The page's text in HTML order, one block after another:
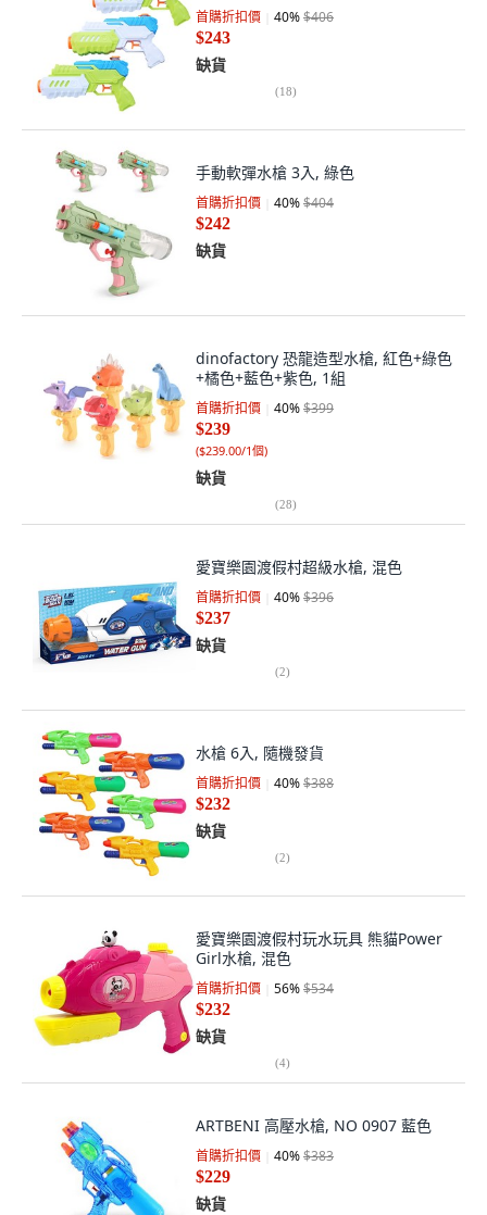
首購折扣價 40%$406
$243
缺貨
(18)
手動軟彈水槍 3入, 綠色
首購折扣價 40%$404
$242
缺貨
dinofactory 恐龍造型水槍, 紅色+綠色
+橘色+藍色+紫色, 1組
首購折扣價 40%$399
$239
($239.00/1個)
缺貨
(28)
愛寶樂園渡假村超級水槍, 混色
首購折扣價 40%$396
$237
缺貨
(2)
水槍 6入, 隨機發貨
首購折扣價 40%$388
$232
缺貨
(2)
愛寶樂園渡假村玩水玩具 熊貓Power
Girl水槍, 混色
首購折扣價 56%$534
$232
缺貨
(4)
ARTBENI 高壓水槍, NO 0907 藍色
首購折扣價 40%$383
$229
缺貨